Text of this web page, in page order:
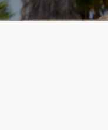
we eerlijk…